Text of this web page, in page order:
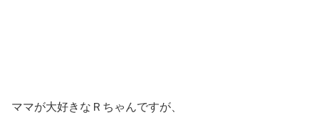
ママが大好きなＲちゃんですが、